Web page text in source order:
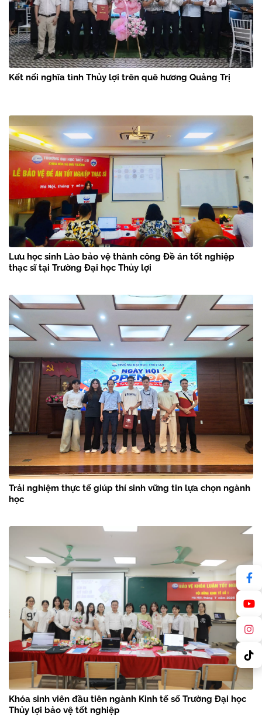
Kết nối nghĩa tình Thủy lợi trên quê hương Quảng Trị
Lưu học sinh Lào bảo vệ thành công Đề án tốt nghiệp
thạc sĩ tại Trường Đại học Thủy lợi
Trải nghiệm thực tế giúp thí sinh vững tin lựa chọn ngành
học
Khóa sinh viên đầu tiên ngành Kinh tế số Trường Đại học
Thủy lợi bảo vệ tốt nghiệp